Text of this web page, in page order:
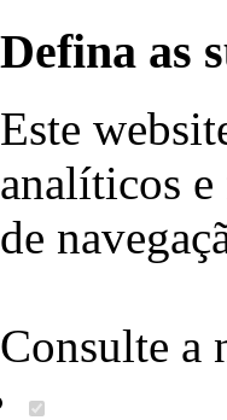
Defina as
Este
analíticos
de
Consulte a